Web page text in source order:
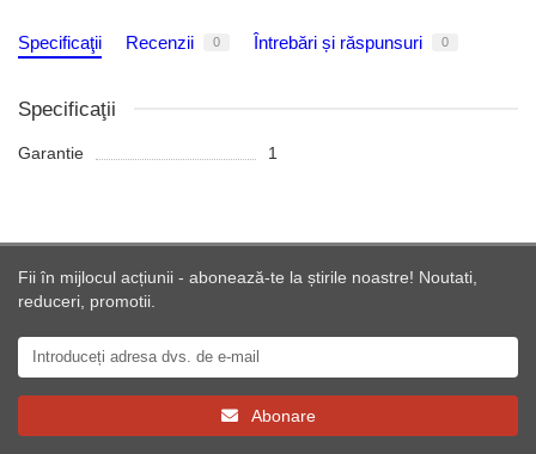
Specificaţii Recenzii 0 Întrebări și răspunsuri 0
Specificaţii
Garantie 1
Fii în mijlocul acțiunii - abonează-te la știrile noastre! Noutati,
reduceri, promotii.
Abonare